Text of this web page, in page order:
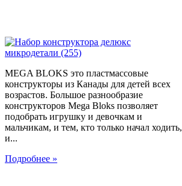
MEGA BLOKS это пластмассовые
конструкторы из Канады для детей всех
возрастов. Большое разнообразие
конструкторов Mega Bloks позволяет
подобрать игрушку и девочкам и
мальчикам, и тем, кто только начал ходить,
и...
Подробнее »